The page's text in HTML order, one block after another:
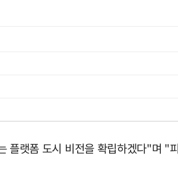
랫폼 도시 비전을 확립하겠다"며 "